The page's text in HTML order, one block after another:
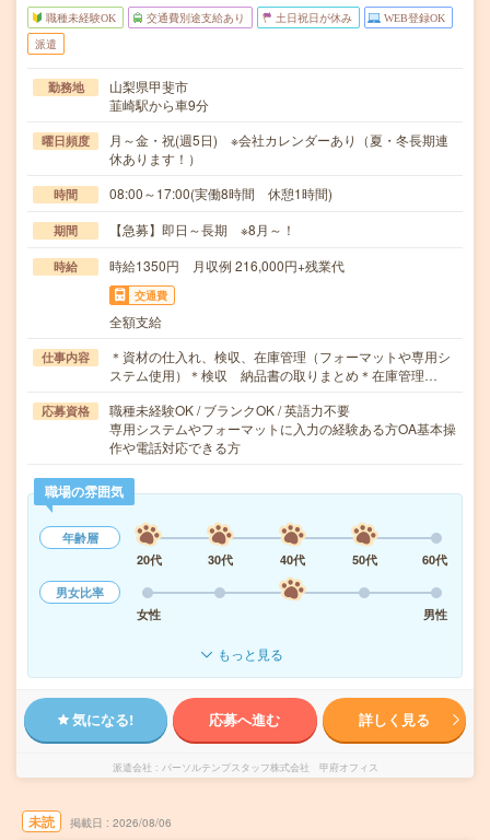
職種未経験OK 交通費別途支給あり 土日祝日が休み WEB登録OK
派遣
勤務地
山梨県甲斐市
韮崎駅から車9分
曜日頻度
月～金・祝(週5日) ※会社カレンダーあり（夏・冬長期連
休あります！）
時間 08:00～17:00(実働8時間 休憩1時間)
期間 【急募】即日～長期 ※8月～！
時給 時給1350円 月収例 216,000円+残業代
交通費
全額支給
仕事内容
＊資材の仕入れ、検収、在庫管理（フォーマットや専用シ
ステム使用）＊検収 納品書の取りまとめ＊在庫管理…
応募資格
職種未経験OK / ブランクOK / 英語力不要
専用システムやフォーマットに入力の経験ある方OA基本操
作や電話対応できる方
職場の雰囲気
年齢層
20代
30代 40代 50代
60代
男女比率
女性
男性
もっと見る
気になる! 応募へ進む 詳しく見る
派遣会社 パーソルテンプスタッフ株式会社 甲府オフィス
未読 掲載日 2026/08/06